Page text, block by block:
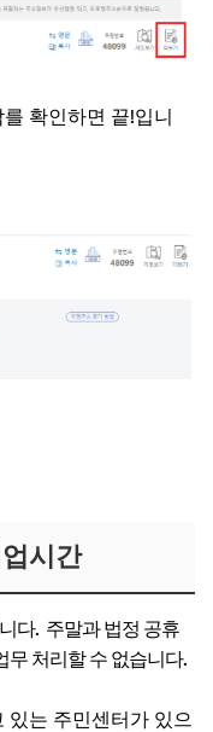
확인하면 끝!입니
시간
다. 주말과법정 공휴
무 처리할 수 없습니다.
는 주민센터가 있으